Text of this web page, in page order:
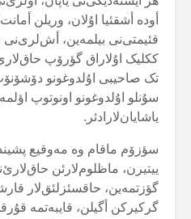
أودە أشقئیا اۇلان، وریلن
قئیمتی‌نی بیلمەین، أش‌لری‌نی
ککلیک اۇلاراق گؤرۆپ
تک صاحیبی اۇلدوغونو
سۇنلو اۇلدوغونو اونوتوپ
یاشایان‌لارادئر.
سؤزۆم ماقام وە مەوقیع
ییتیرن، ماظلوم‌لارئن
گؤزتمەین، حاقسئزلئق‌لار
گرکیرکن أگیلن، قایبەتمە